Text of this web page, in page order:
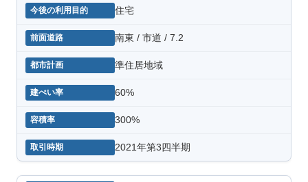
住宅
南東 / 市道 / 7.2
準住居地域
60%
300%
2021年第3四半期